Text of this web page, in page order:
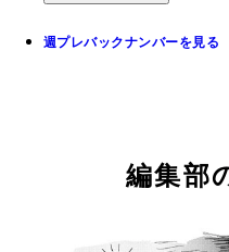
週プレバックナンバーを見る
編集部